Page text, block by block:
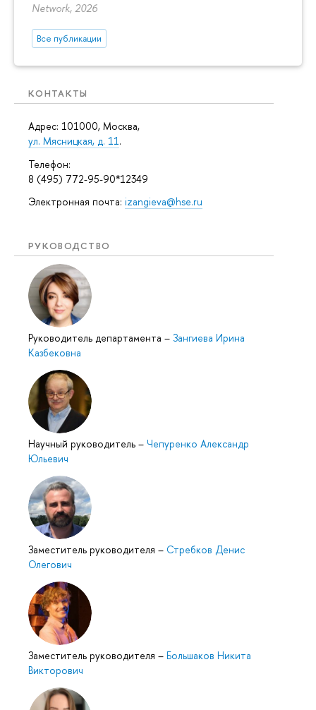
Network, 2026
Все публикации
КОНТАКТЫ
Адрес: 101000, Москва,
ул. Мясницкая, д. 11.
Телефон:
8 (495) 772-95-90*12349
Электронная почта: izangieva@hse.ru
РУКОВОДСТВО
Руководитель департамента – Зангиева Ирина
Казбековна
Научный руководитель – Чепуренко Александр
Юльевич
Заместитель руководителя – Стребков Денис
Олегович
Заместитель руководителя – Большаков Никита
Викторович